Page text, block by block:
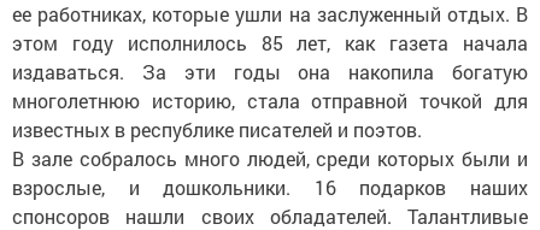
ее работниках, которые ушли на заслуженный отдых. В
этом году исполнилось 85 лет, как газета начала
издаваться. За эти годы она накопила богатую
многолетнюю историю, стала отправной точкой для
известных в республике писателей и поэтов.
В зале собралось много людей, среди которых были и
взрослые, и дошкольники. 16 подарков наших
спонсоров нашли своих обладателей. Талантливые